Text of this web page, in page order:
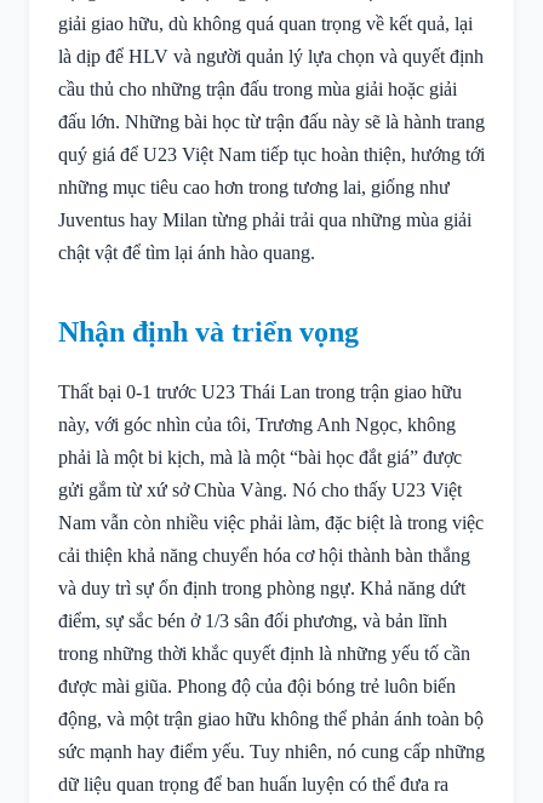
giải giao hữu, dù không quá quan trọng về kết quả, lại
là dịp để HLV và người quản lý lựa chọn và quyết định
cầu thủ cho những trận đấu trong mùa giải hoặc giải
đấu lớn. Những bài học từ trận đấu này sẽ là hành trang
quý giá để U23 Việt Nam tiếp tục hoàn thiện, hướng tới
những mục tiêu cao hơn trong tương lai, giống như
Juventus hay Milan từng phải trải qua những mùa giải
chật vật để tìm lại ánh hào quang.
Nhận định và triển vọng
Thất bại 0-1 trước U23 Thái Lan trong trận giao hữu
này, với góc nhìn của tôi, Trương Anh Ngọc, không
phải là một bi kịch, mà là một “bài học đắt giá” được
gửi gắm từ xứ sở Chùa Vàng. Nó cho thấy U23 Việt
Nam vẫn còn nhiều việc phải làm, đặc biệt là trong việc
cải thiện khả năng chuyển hóa cơ hội thành bàn thắng
và duy trì sự ổn định trong phòng ngự. Khả năng dứt
điểm, sự sắc bén ở 1/3 sân đối phương, và bản lĩnh
trong những thời khắc quyết định là những yếu tố cần
được mài giũa. Phong độ của đội bóng trẻ luôn biến
động, và một trận giao hữu không thể phản ánh toàn bộ
sức mạnh hay điểm yếu. Tuy nhiên, nó cung cấp những
dữ liệu quan trọng để ban huấn luyện có thể đưa ra